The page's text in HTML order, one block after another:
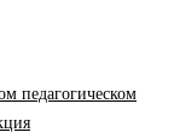
педагогическом